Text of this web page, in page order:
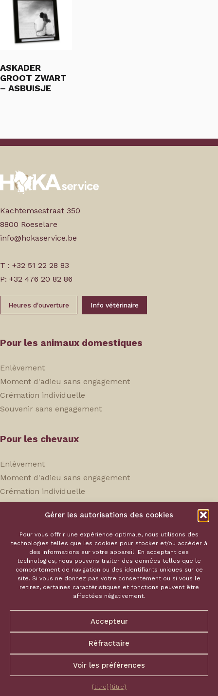
Gérer les autorisations des cookies
Pour vous offrir une expérience optimale, nous utilisons des
technologies telles que les cookies pour stocker et/ou accéder à
des informations sur votre appareil. En acceptant ces
technologies, nous pouvons traiter des données telles que le
comportement de navigation ou des identifiants uniques sur ce
site. Si vous ne donnez pas votre consentement ou si vous le
retirez, certaines caractéristiques et fonctions peuvent être
affectées négativement.
Accepteur
Réfractaire
Voir les préférences
{titre}{titre}
Appelez-nous
ASKADER
GROOT ZWART
– ASBUISJE
Kachtemsestraat 350
8800 Roeselare
info@hokaservice.be
T : +32 51 22 28 83
P: +32 476 20 82 86
Heures d'ouverture Info vétérinaire
Pour les animaux domestiques
Enlèvement
Moment d'adieu sans engagement
Crémation individuelle
Souvenir sans engagement
Pour les chevaux
Enlèvement
Moment d'adieu sans engagement
Crémation individuelle
Souvenir sans engagement
Service Hoka
Notre équipe
Nos tarifs
Souvenirs
Politique de confidentialité